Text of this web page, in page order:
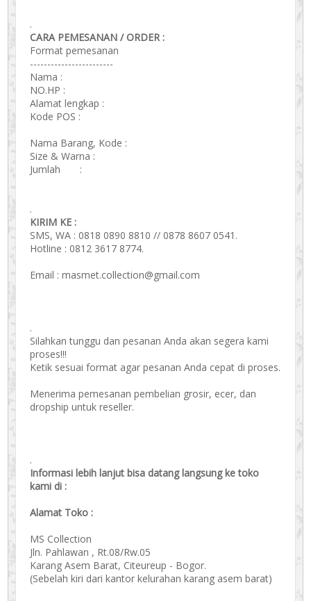
.
CARA PEMESANAN / ORDER :
Format pemesanan
------------------------
Nama :
NO.HP :
Alamat lengkap :
Kode POS :
Nama Barang, Kode :
Size & Warna :
Jumlah :
.
KIRIM KE :
SMS, WA : 0818 0890 8810 // 0878 8607 0541.
Hotline : 0812 3617 8774.
Email : masmet.collection@gmail.com
.
Silahkan tunggu dan pesanan Anda akan segera kami
proses!!!
Ketik sesuai format agar pesanan Anda cepat di proses.
Menerima pemesanan pembelian grosir, ecer, dan
dropship untuk reseller.
.
Informasi lebih lanjut bisa datang langsung ke toko
kami di :
Alamat Toko :
MS Collection
Jln. Pahlawan , Rt.08/Rw.05
Karang Asem Barat, Citeureup - Bogor.
(Sebelah kiri dari kantor kelurahan karang asem barat)